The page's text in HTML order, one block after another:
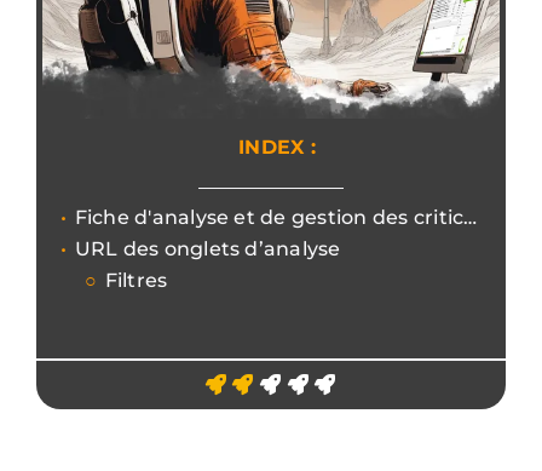
INDEX :
Fiche d'analyse et de gestion des criticités les plus importantes et récurrentes des URL.
URL des onglets d’analyse
Filtres